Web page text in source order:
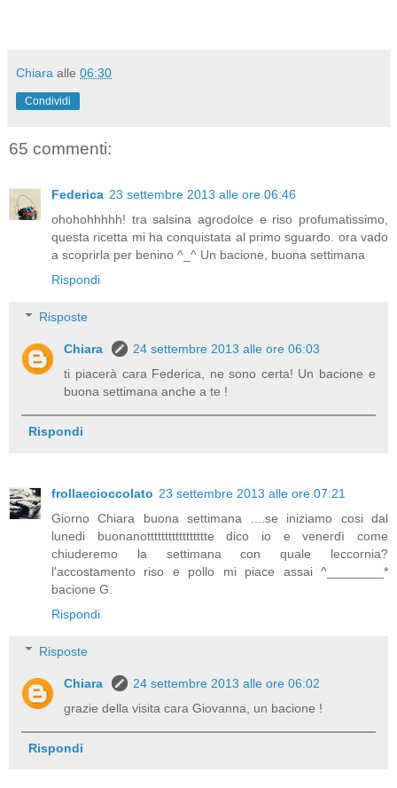
Chiara alle 06:30
Condividi
65 commenti:
Federica 23 settembre 2013 alle ore 06:46
ohohohhhhh! tra salsina agrodolce e riso profumatissimo,
questa ricetta mi ha conquistata al primo sguardo. ora vado
a scoprirla per benino ^_^ Un bacione, buona settimana
Rispondi
Risposte
Chiara
24 settembre 2013 alle ore 06:03
ti piacerà cara Federica, ne sono certa! Un bacione e
buona settimana anche a te !
Rispondi
frollaecioccolato 23 settembre 2013 alle ore 07:21
Giorno Chiara buona settimana ....se iniziamo cosi dal
lunedi buonanottttttttttttttttte dico io e venerdì come
chiuderemo la settimana con quale leccornia?
l'accostamento riso e pollo mi piace assai ^________*
bacione G.
Rispondi
Risposte
Chiara
24 settembre 2013 alle ore 06:02
grazie della visita cara Giovanna, un bacione !
Rispondi